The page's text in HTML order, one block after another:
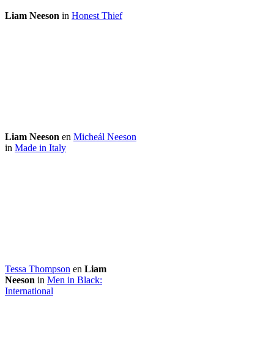
Liam Neeson in Honest Thief
Liam Neeson en Micheál Neeson
in Made in Italy
Tessa Thompson en Liam
Neeson in Men in Black:
International